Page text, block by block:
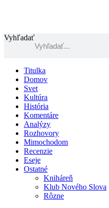
Vyhľadať
Titulka
Domov
Svet
Kultúra
História
Komentáre
Analýzy
Rozhovory
Mimochodom
Recenzie
Eseje
Ostatné
Kniháreň
Klub Nového Slova
Rôzne